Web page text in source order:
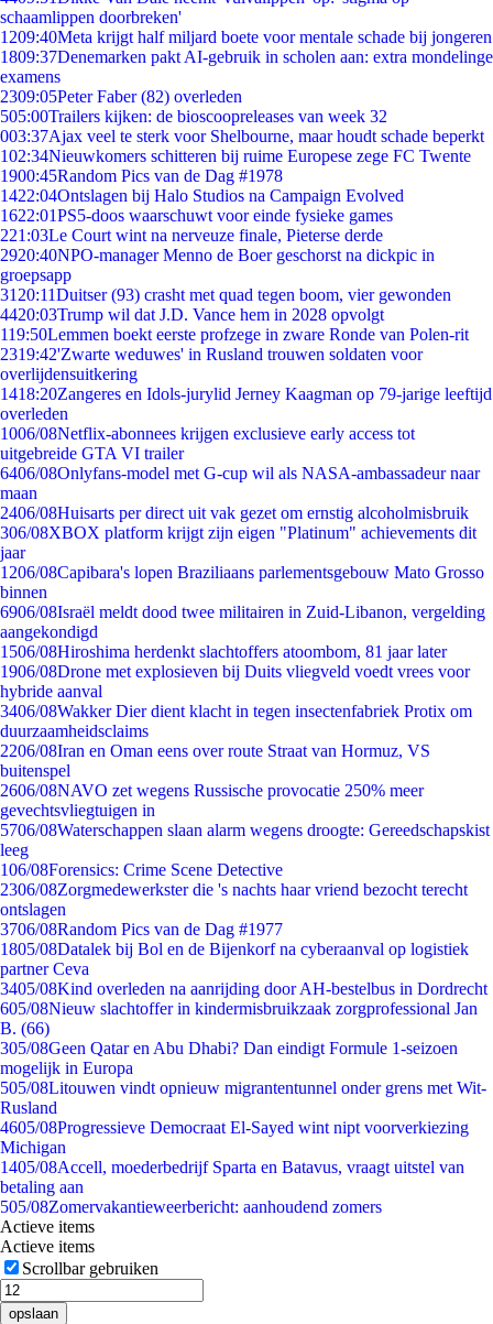
schaamlippen doorbreken'
1209:40Meta krijgt half miljard boete voor mentale schade bij jongeren
1809:37Denemarken pakt AI-gebruik in scholen aan: extra mondelinge
examens
2309:05Peter Faber (82) overleden
505:00Trailers kijken: de bioscoopreleases van week 32
003:37Ajax veel te sterk voor Shelbourne, maar houdt schade beperkt
102:34Nieuwkomers schitteren bij ruime Europese zege FC Twente
1900:45Random Pics van de Dag #1978
1422:04Ontslagen bij Halo Studios na Campaign Evolved
1622:01PS5-doos waarschuwt voor einde fysieke games
221:03Le Court wint na nerveuze finale, Pieterse derde
2920:40NPO-manager Menno de Boer geschorst na dickpic in
groepsapp
31 20:11Duitser (93) crasht met quad tegen boom, vier gewonden
4420:03Trump wil dat J.D. Vance hem in 2028 opvolgt
119:50Lemmen boekt eerste profzege in zware Ronde van Polen-rit
2319:42'Zwarte weduwes' in Rusland trouwen soldaten voor
overlijdensuitkering
1418:20Zangeres en Idols-jurylid Jerney Kaagman op 79-jarige leeftijd
overleden
1006/08Netflix-abonnees krijgen exclusieve early access tot
uitgebreide GTA VI trailer
6406/08Onlyfans-model met G-cup wil als NASA-ambassadeur naar
maan
2406/08Huisarts per direct uit vak gezet om ernstig alcoholmisbruik
306/08XBOX platform krijgt zijn eigen "Platinum" achievements dit
jaar
1206/08Capibara's lopen Braziliaans parlementsgebouw Mato Grosso
binnen
6906/08Israël meldt dood twee militairen in Zuid-Libanon, vergelding
aangekondigd
1506/08Hiroshima herdenkt slachtoffers atoombom, 81 jaar later
1906/08Drone met explosieven bij Duits vliegveld voedt vrees voor
hybride aanval
3406/08Wakker Dier dient klacht in tegen insectenfabriek Protix om
duurzaamheidsclaims
2206/08Iran en Oman eens over route Straat van Hormuz, VS
buitenspel
2606/08NAVO zet wegens Russische provocatie 250% meer
gevechtsvliegtuigen in
5706/08Waterschappen slaan alarm wegens droogte: Gereedschapskist
leeg
106/08Forensics: Crime Scene Detective
2306/08Zorgmedewerkster die 's nachts haar vriend bezocht terecht
ontslagen
3706/08Random Pics van de Dag #1977
1805/08Datalek bij Bol en de Bijenkorf na cyberaanval op logistiek
partner Ceva
3405/08Kind overleden na aanrijding door AH-bestelbus in Dordrecht
605/08Nieuw slachtoffer in kindermisbruikzaak zorgprofessional Jan
B. (66)
305/08Geen Qatar en Abu Dhabi? Dan eindigt Formule 1-seizoen
mogelijk in Europa
505/08Litouwen vindt opnieuw migrantentunnel onder grens met Wit-
Rusland
4605/08Progressieve Democraat El-Sayed wint nipt voorverkiezing
Michigan
1405/08Accell, moederbedrijf Sparta en Batavus, vraagt uitstel van
betaling aan
505/08Zomervakantieweerbericht: aanhoudend zomers
Actieve items
Actieve items
Scrollbar gebruiken
opslaan